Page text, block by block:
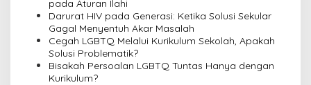
pada Aturan Ilahi
Darurat HIV pada Generasi: Ketika Solusi Sekular
Gagal Menyentuh Akar Masalah
Cegah LGBTQ Melalui Kurikulum Sekolah, Apakah
Solusi Problematik?
Bisakah Persoalan LGBTQ Tuntas Hanya dengan
Kurikulum?